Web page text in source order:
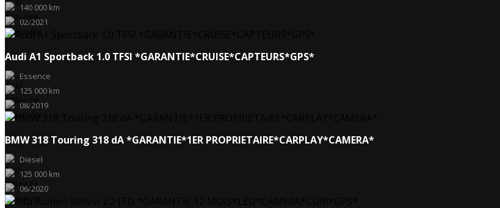
140 000 km
02/2021
Audi A1 Sportback 1.0 TFSI *GARANTIE*CRUISE*CAPTEURS*GPS*
Essence
125 000 km
08/2019
BMW 318 Touring 318 dA *GARANTIE*1ER PROPRIETAIRE*CARPLAY*CAMERA*
Diesel
125 000 km
06/2020